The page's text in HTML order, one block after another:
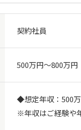
契約社員
500万円〜800万円
◆想定年収：500
※年収はご経験や